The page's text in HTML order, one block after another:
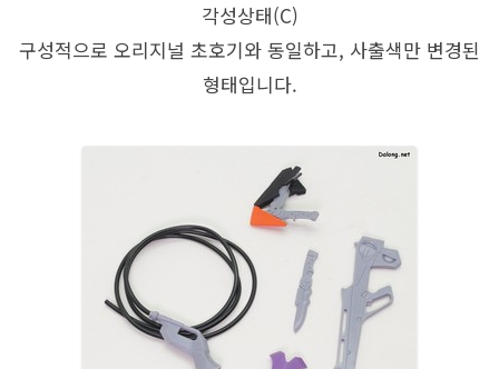
각성상태(C)
구성적으로 오리지널 초호기와 동일하고, 사출색만 변경된
형태입니다.